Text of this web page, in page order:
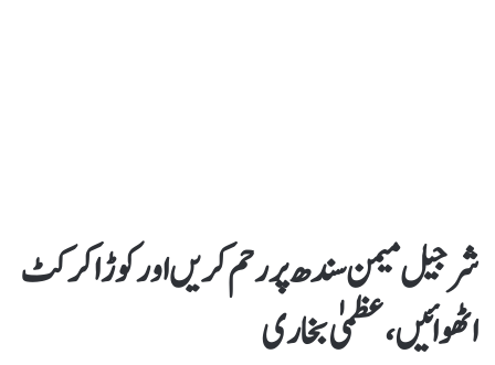
شرجیل میمن سندھ پررحم کریں اور کوڑاکرکٹ
اٹھوائیں،عظمیٰ بخاری